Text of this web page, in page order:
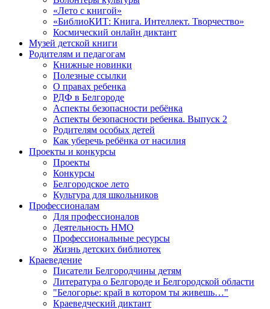
«Лето с книгой»
«БиблиоКИТ: Книга. Интеллект. Творчество»
Космический онлайн диктант
Музей детской книги
Родителям и педагогам
Книжные новинки
Полезные ссылки
О правах ребенка
РДФ в Белгороде
Аспекты безопасности ребёнка
Аспекты безопасности ребенка. Выпуск 2
Родителям особых детей
Как уберечь ребёнка от насилия
Проекты и конкурсы
Проекты
Конкурсы
Белгородское лето
Культура для школьников
Профессионалам
Для профессионалов
Деятельность НМО
Профессиональные ресурсы
Жизнь детских библиотек
Краеведение
Писатели Белгородчины детям
Литература о Белгороде и Белгородской области
"Белогорье: край в котором ты живешь…"
Краеведческий диктант